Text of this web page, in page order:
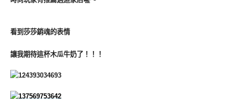
看到莎莎銷魂的表情
讓我期待這杯木瓜牛奶了！！！